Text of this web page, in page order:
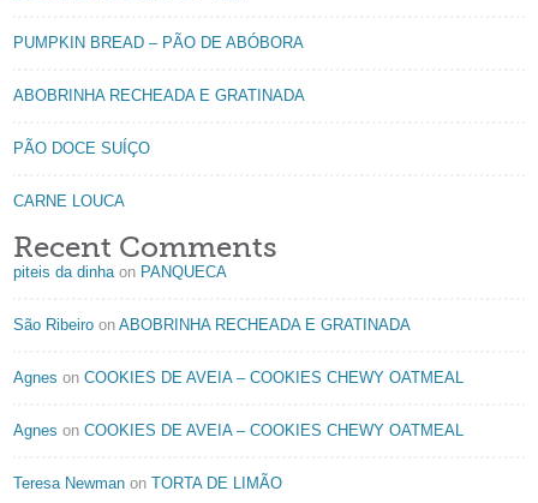
PUMPKIN BREAD – PÃO DE ABÓBORA
ABOBRINHA RECHEADA E GRATINADA
PÃO DOCE SUÍÇO
CARNE LOUCA
Recent Comments
piteis da dinhaon PANQUECA
São Ribeiro onABOBRINHA RECHEADA E GRATINADA
Agnes onCOOKIES DE AVEIA – COOKIES CHEWY OATMEAL
Agnes onCOOKIES DE AVEIA – COOKIES CHEWY OATMEAL
Teresa Newman onTORTA DE LIMÃO